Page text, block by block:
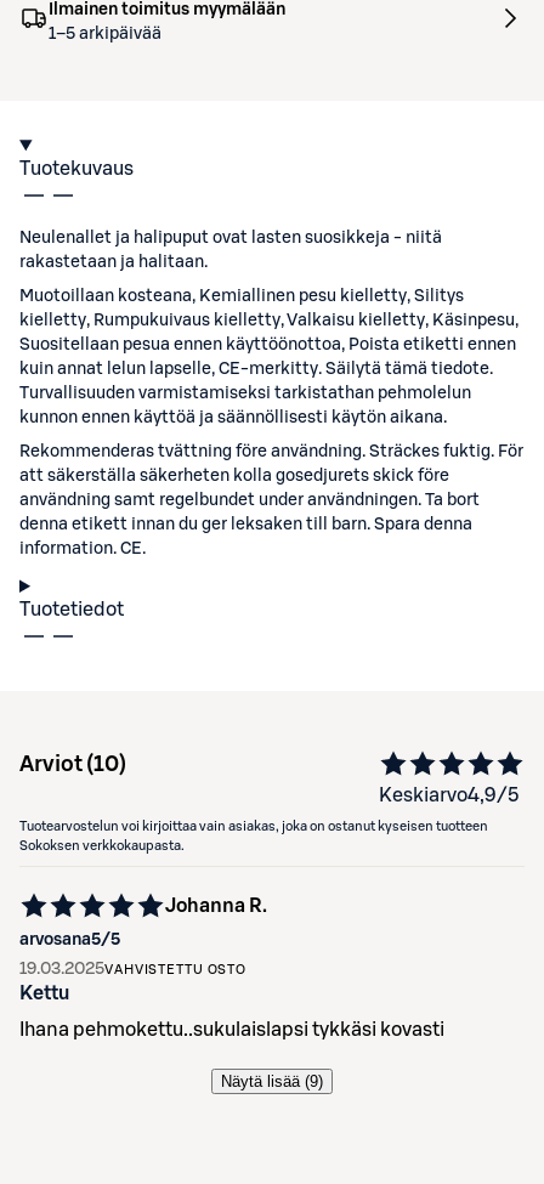
Ilmainen toimitus myymälään
1–5 arkipäivää
Tuotekuvaus
Neulenallet ja halipuput ovat lasten suosikkeja - niitä
rakastetaan ja halitaan.
Muotoillaan kosteana, Kemiallinen pesu kielletty, Silitys
kielletty, Rumpukuivaus kielletty, Valkaisu kielletty, Käsinpesu,
Suositellaan pesua ennen käyttöönottoa, Poista etiketti ennen
kuin annat lelun lapselle, CE-merkitty. Säilytä tämä tiedote.
Turvallisuuden varmistamiseksi tarkistathan pehmolelun
kunnon ennen käyttöä ja säännöllisesti käytön aikana.
Rekommenderas tvättning före användning. Sträckes fuktig. För
att säkerställa säkerheten kolla gosedjurets skick före
användning samt regelbundet under användningen. Ta bort
denna etikett innan du ger leksaken till barn. Spara denna
information. CE.
Tuotetiedot
Arviot (10)
Keskiarvo4,9/5
Tuotearvostelun voi kirjoittaa vain asiakas, joka on ostanut kyseisen tuotteen
Sokoksen verkkokaupasta.
arvosana5/5
Johanna R.
19.03.2025VAHVISTETTU OSTO
Kettu
Ihana pehmokettu..sukulaislapsi tykkäsi kovasti
Näytä lisää (9)